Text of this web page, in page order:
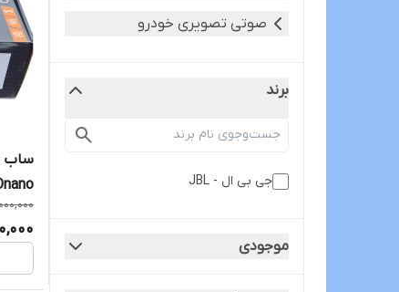
صوتی تصویری خودرو
برند
جی بی ال - JBL
موجودی
ساب